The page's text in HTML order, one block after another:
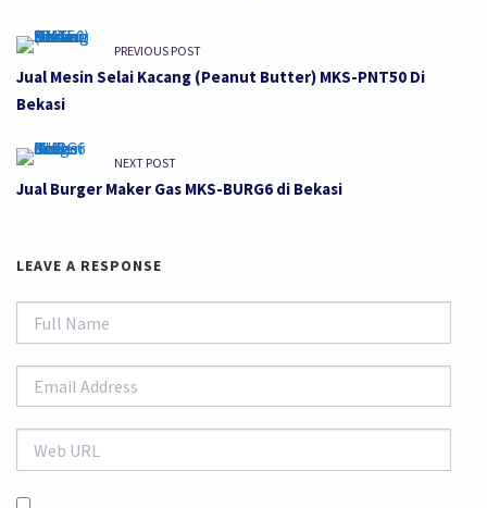
PREVIOUS POST
Jual Mesin Selai Kacang (Peanut Butter) MKS-PNT50 Di
Bekasi
NEXT POST
Jual Burger Maker Gas MKS-BURG6 di Bekasi
LEAVE A RESPONSE